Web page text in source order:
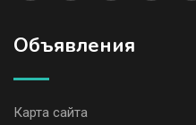
Объявления
Карта сайта